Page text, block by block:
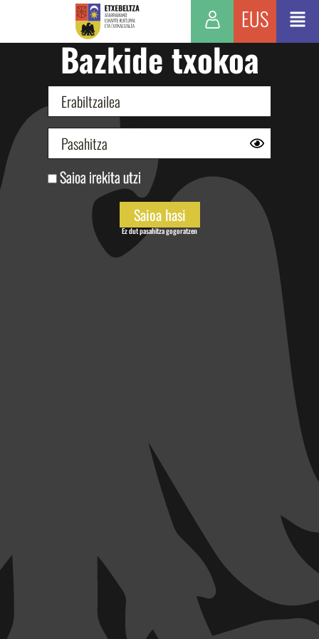
EUS
Bazkide txokoa
Saioa irekita utzi
Ez dut pasahitza gogoratzen